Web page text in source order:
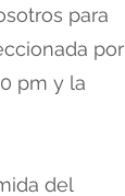
para
por
pm y la
del